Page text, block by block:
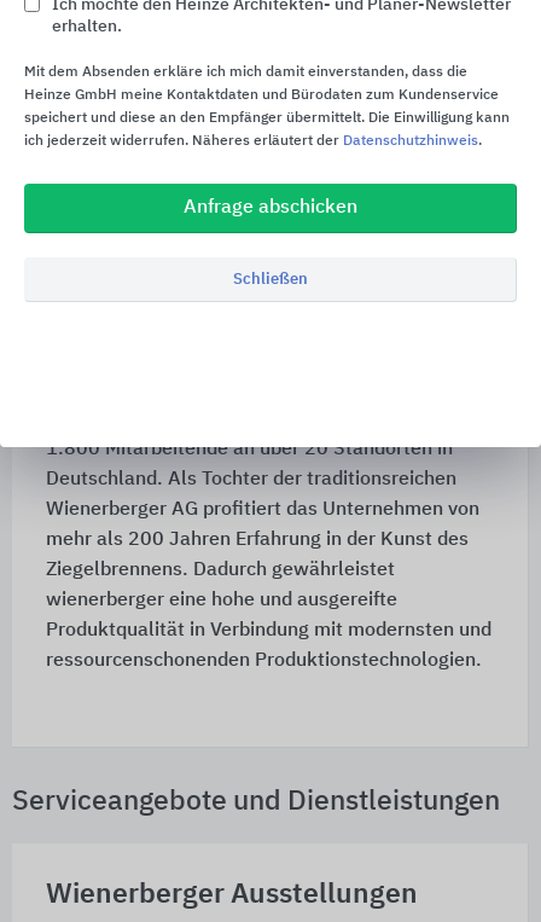
in Deutschland. Sie ist hundertprozentige Tochter
1986 auf dem deutschen Markt präsent.
wienerberger entwickelt und produziert
über die Wand bis zum Dach sowie für die
Gestaltung von Freiflächen. 2024 wurde die
umfangreichen Systemlösungen für das Steildach
1.800 Mitarbeitendean über20 Standortenin
Deutschland. Als Tochter der traditionsreichen
Wienerberger AG profitiert das Unternehmen von
mehr als 200 Jahren Erfahrung in der Kunst des
Ziegelbrennens. Dadurch gewährleistet
wienerberger eine hohe und ausgereifte
Produktqualität in Verbindung mit modernsten und
ressourcenschonenden Produktionstechnologien.
Serviceangebote und Dienstleistungen
Wienerberger Ausstellungen
Ich möchte den Heinze Architekten- und Planer-Newsletter
erhalten.
Mit dem Absenden erkläre ich mich damit einverstanden, dass die
Heinze GmbH meine Kontaktdaten und Bürodaten zum Kundenservice
speichert und diese an den Empfänger übermittelt. Die Einwilligung kann
ich jederzeit widerrufen. Näheres erläutert der Datenschutzhinweis.
Anfrage abschicken
Schließen